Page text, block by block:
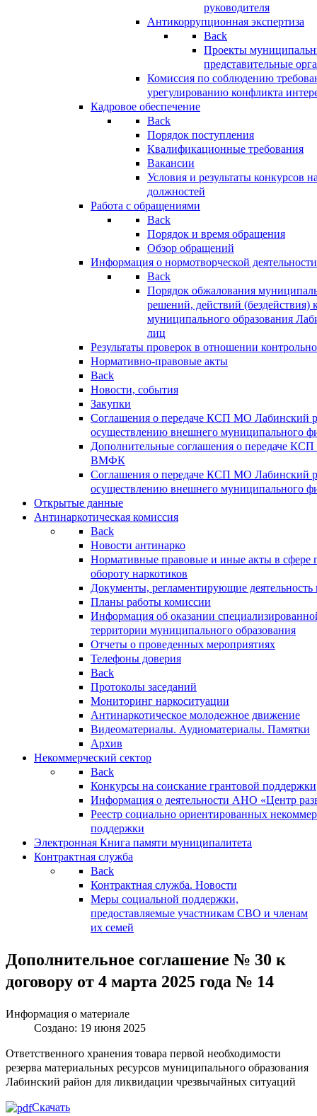
руководителя
Антикоррупционная экспертиза
Back
Проекты
представительные
Комиссия по соблюдению
урегулированию конфликта
Кадровое обеспечение
Back
Порядок поступления
Квалификационные требования
Вакансии
Условия и результаты конкурсов
должностей
Работа с обращениями
Back
Порядок и время обращения
Обзор обращений
Информация о нормотворческой деятельности
Back
Порядок обжалования
решений, действий (бездействия)
муниципального образования
лиц
Результаты проверок в отношении
Нормативно-правовые акты
Back
Новости, события
Закупки
Соглашения о передаче КСП МО Лабинский
осуществлению внешнего муниципального
Дополнительные соглашения о передаче
ВМФК
Соглашения о передаче КСП МО Лабинский
осуществлению внешнего муниципального
Открытые данные
Антинаркотическая комиссия
Back
Новости антинарко
Нормативные правовые и иные акты в сфере
обороту наркотиков
Документы, регламентирующие деятельность
Планы работы комиссии
Информация об оказании
территории муниципального образования
Отчеты о проведенных мероприятиях
Телефоны доверия
Back
Протоколы заседаний
Мониторинг наркоситуации
Антинаркотическое молодежное движение
Видеоматериалы. Аудиоматериалы. Памятки
Архив
Некоммерческий сектор
Back
Конкурсы на соискание грантовой поддержки
Информация о деятельности АНО «Центр
Реестр социально ориентированных
поддержки
Электронная Книга памяти муниципалитета
Контрактная служба
Back
Контрактная служба. Новости
Меры социальной поддержки,
предоставляемые участникам СВО и членам
их семей
Дополнительное соглашение № 30 к
договору от 4 марта 2025 года № 14
Информация о материале
Создано: 19 июня 2025
Ответственного хранения товара первой необходимости
резерва материальных ресурсов муниципального образования
Лабинский район для ликвидации чрезвычайных ситуаций
Скачать